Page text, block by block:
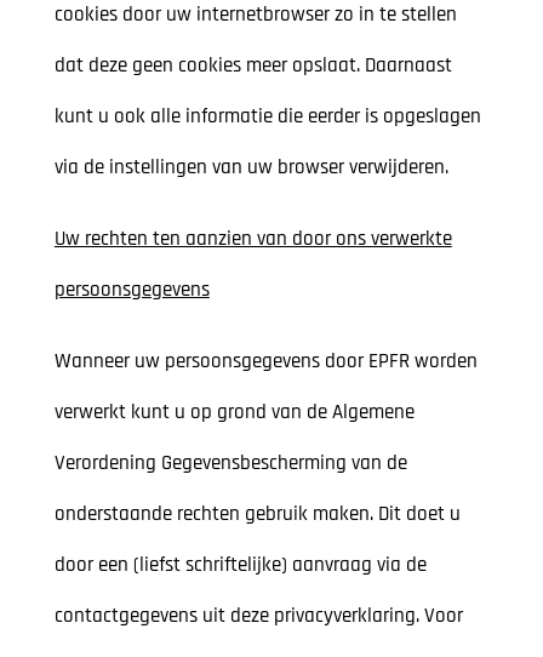
cookies door uw internetbrowser zo in te stellen
dat deze geen cookies meer opslaat. Daarnaast
kunt u ook alle informatie die eerder is opgeslagen
via de instellingen van uw browser verwijderen.
Uw rechten ten aanzien van door ons verwerkte
persoonsgegevens
Wanneer uw persoonsgegevens door EPFR worden
verwerkt kunt u op grond van de Algemene
Verordening Gegevensbescherming van de
onderstaande rechten gebruik maken. Dit doet u
door een (liefst schriftelijke) aanvraag via de
contactgegevens uit deze privacyverklaring. Voor